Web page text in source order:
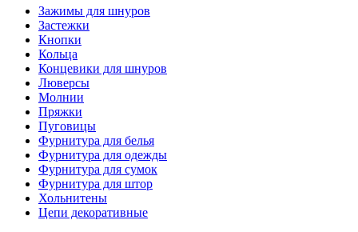
Зажимы для шнуров
Застежки
Кнопки
Кольца
Концевики для шнуров
Люверсы
Молнии
Пряжки
Пуговицы
Фурнитура для белья
Фурнитура для одежды
Фурнитура для сумок
Фурнитура для штор
Хольнитены
Цепи декоративные